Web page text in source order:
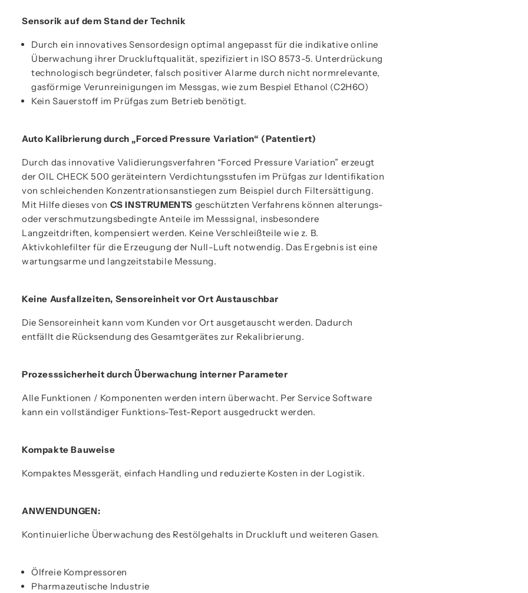
Sensorik auf dem Stand der Technik
Durch ein innovatives Sensordesign optimal angepasst für die indikative online
Überwachung ihrer Druckluftqualität, spezifiziert in ISO 8573-5. Unterdrückung
technologisch begründeter, falsch positiver Alarme durch nicht normrelevante,
gasförmige Verunreinigungen im Messgas, wie zum Bespiel Ethanol (C2H6O)
Kein Sauerstoff im Prüfgas zum Betrieb benötigt.
Auto Kalibrierung durch „Forced Pressure Variation“ (Patentiert)
Durch das innovative Validierungsverfahren “Forced Pressure Variation” erzeugt
der OIL CHECK 500 geräteintern Verdichtungsstufen im Prüfgas zur Identifikation
von schleichenden Konzentrationsanstiegen zum Beispiel durch Filtersättigung.
Mit Hilfe dieses von CS INSTRUMENTS geschützten Verfahrens können alterungs-
oder verschmutzungsbedingte Anteile im Messsignal, insbesondere
Langzeitdriften, kompensiert werden. Keine Verschleißteile wie z. B.
Aktivkohlefilter für die Erzeugung der Null-Luft notwendig. Das Ergebnis ist eine
wartungsarme und langzeitstabile Messung.
Keine Ausfallzeiten, Sensoreinheit vor Ort Austauschbar
Die Sensoreinheit kann vom Kunden vor Ort ausgetauscht werden. Dadurch
entfällt die Rücksendung des Gesamtgerätes zur Rekalibrierung.
Prozesssicherheit durch Überwachung interner Parameter
Alle Funktionen / Komponenten werden intern überwacht. Per Service Software
kann ein vollständiger Funktions-Test-Report ausgedruckt werden.
Kompakte Bauweise
Kompaktes Messgerät, einfach Handling und reduzierte Kosten in der Logistik.
ANWENDUNGEN:
Kontinuierliche Überwachung des Restölgehalts in Druckluft und weiteren Gasen.
Ölfreie Kompressoren
Pharmazeutische Industrie